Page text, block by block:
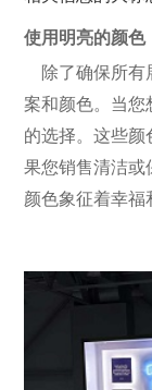
使用明亮的颜色
除了确保所有
案和颜色。当您
的选择。这些颜
果您销售清洁或
颜色象征着幸福